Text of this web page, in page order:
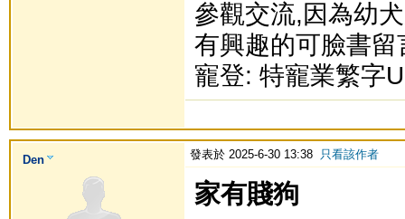
參觀交流,因為幼
有興趣的可臉書
寵登: 特寵業繁字
Den 發表於 2025-6-30 13:38 只看該作者
家有賤狗